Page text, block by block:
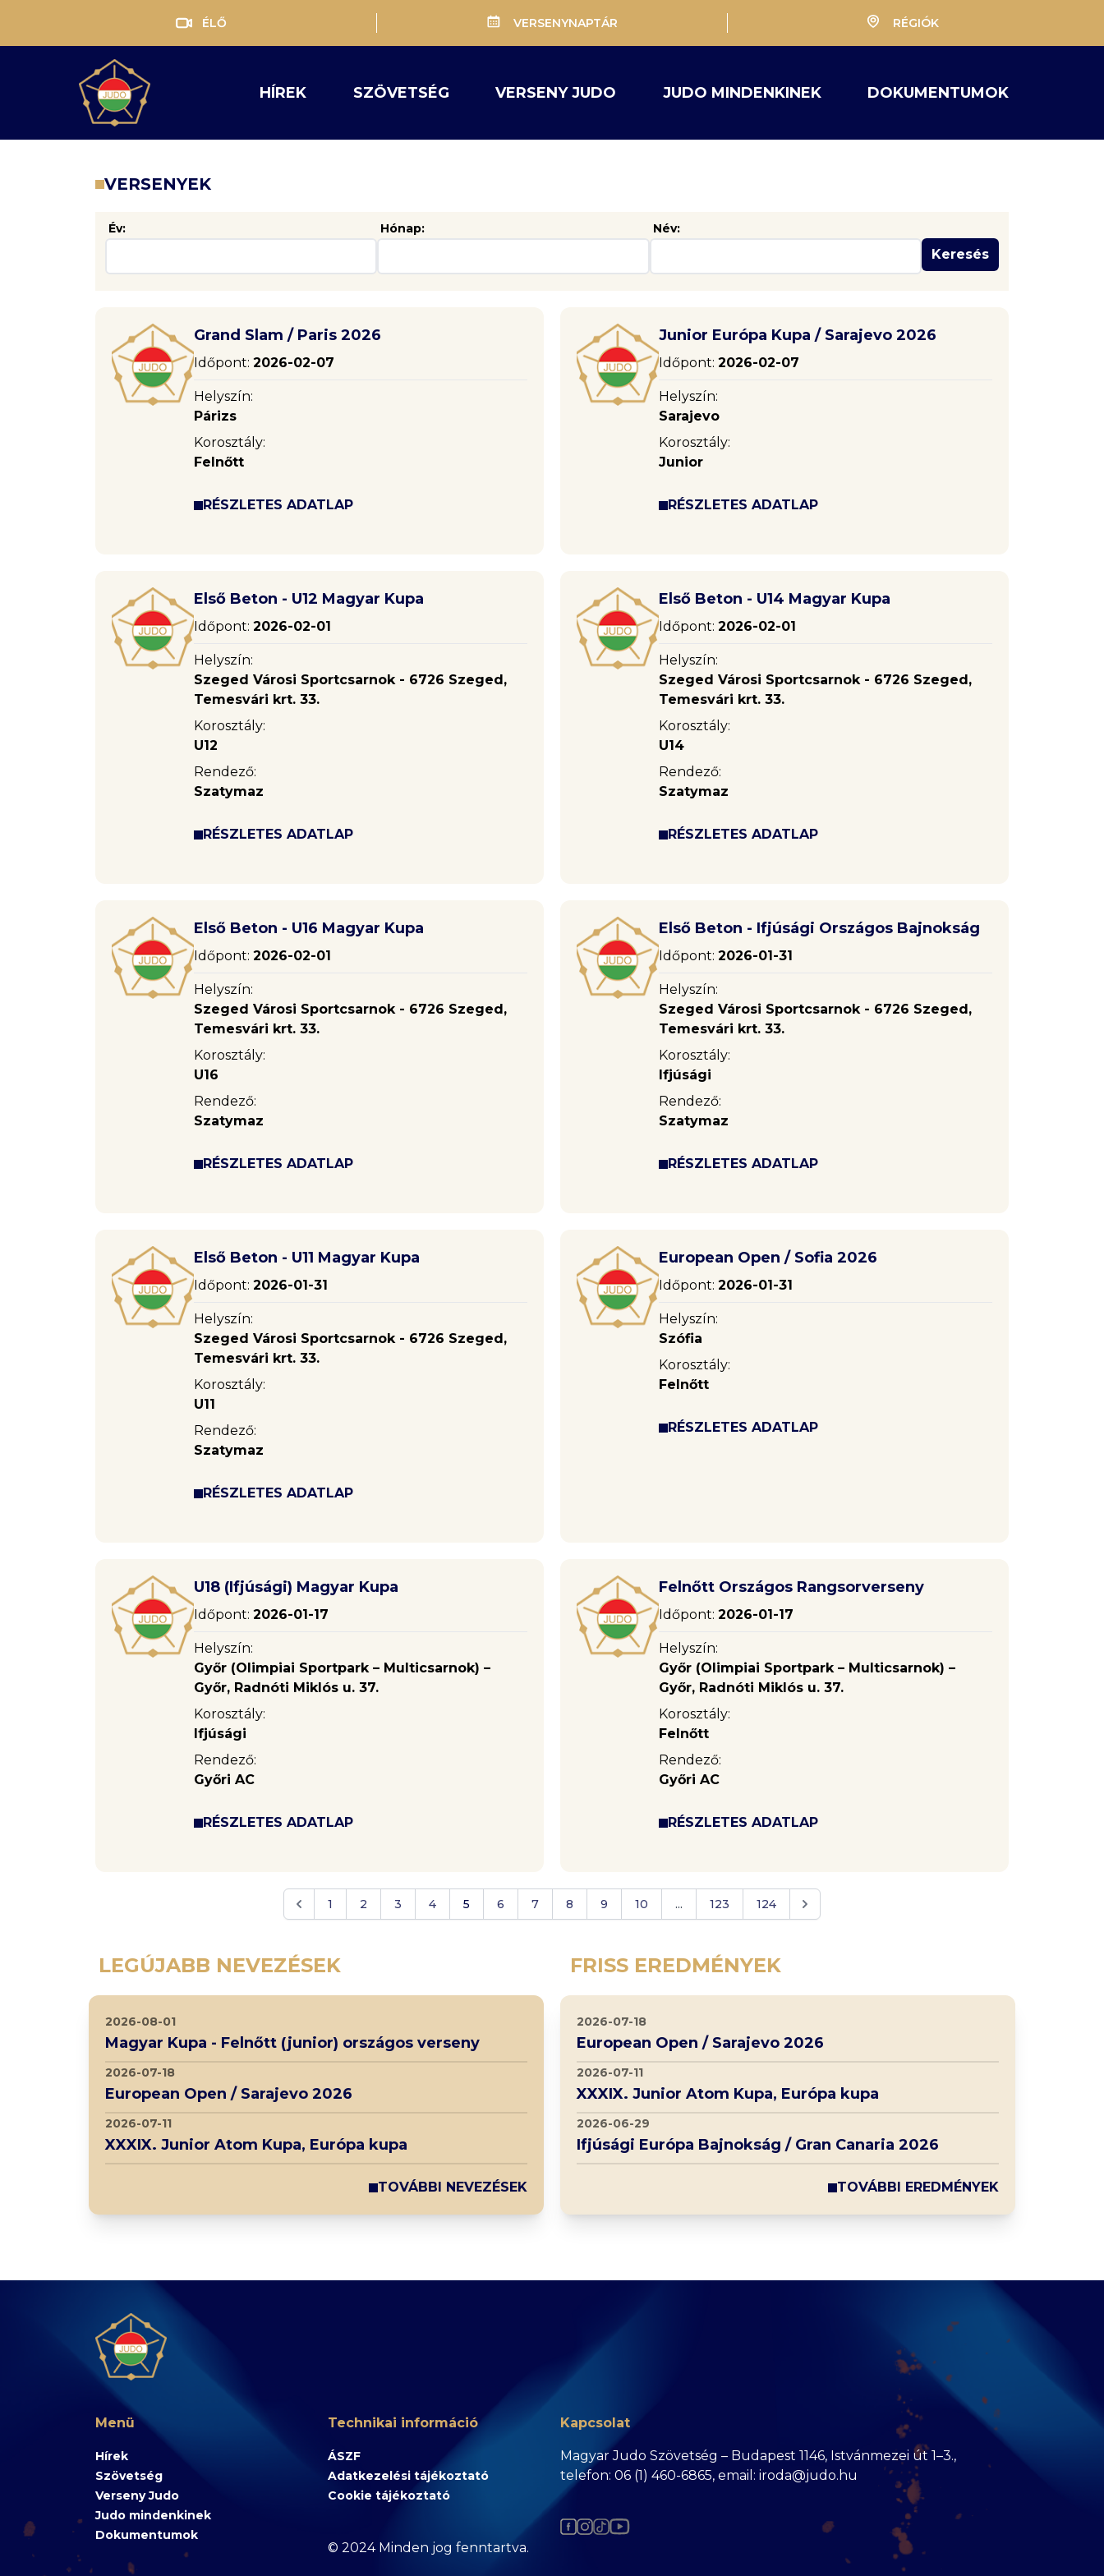
ÉLŐ VERSENYNAPTÁR RÉGIÓK
HÍREK SZÖVETSÉG VERSENY JUDO JUDO MINDENKINEK DOKUMENTUMOK
VERSENYEK
Év: Hónap: Név:
Keresés
Grand Slam / Paris 2026
Időpont: 2026-02-07
Helyszín:
Párizs
Korosztály:
Felnőtt
RÉSZLETES ADATLAP
Junior Európa Kupa / Sarajevo 2026
Időpont: 2026-02-07
Helyszín:
Sarajevo
Korosztály:
Junior
RÉSZLETES ADATLAP
Első Beton - U12 Magyar Kupa
Időpont: 2026-02-01
Helyszín:
Szeged Városi Sportcsarnok - 6726 Szeged,
Temesvári krt. 33.
Korosztály:
U12
Rendező:
Szatymaz
RÉSZLETES ADATLAP
Első Beton - U14 Magyar Kupa
Időpont: 2026-02-01
Helyszín:
Szeged Városi Sportcsarnok - 6726 Szeged,
Temesvári krt. 33.
Korosztály:
U14
Rendező:
Szatymaz
RÉSZLETES ADATLAP
Első Beton - U16 Magyar Kupa
Időpont: 2026-02-01
Helyszín:
Szeged Városi Sportcsarnok - 6726 Szeged,
Temesvári krt. 33.
Korosztály:
U16
Rendező:
Szatymaz
RÉSZLETES ADATLAP
Első Beton - Ifjúsági Országos Bajnokság
Időpont: 2026-01-31
Helyszín:
Szeged Városi Sportcsarnok - 6726 Szeged,
Temesvári krt. 33.
Korosztály:
Ifjúsági
Rendező:
Szatymaz
RÉSZLETES ADATLAP
Első Beton - U11 Magyar Kupa
Időpont: 2026-01-31
Helyszín:
Szeged Városi Sportcsarnok - 6726 Szeged,
Temesvári krt. 33.
Korosztály:
U11
Rendező:
Szatymaz
RÉSZLETES ADATLAP
European Open / Sofia 2026
Időpont: 2026-01-31
Helyszín:
Szófia
Korosztály:
Felnőtt
RÉSZLETES ADATLAP
U18 (Ifjúsági) Magyar Kupa
Időpont: 2026-01-17
Helyszín:
Győr (Olimpiai Sportpark – Multicsarnok) –
Győr, Radnóti Miklós u. 37.
Korosztály:
Ifjúsági
Rendező:
Győri AC
RÉSZLETES ADATLAP
Felnőtt Országos Rangsorverseny
Időpont: 2026-01-17
Helyszín:
Győr (Olimpiai Sportpark – Multicsarnok) –
Győr, Radnóti Miklós u. 37.
Korosztály:
Felnőtt
Rendező:
Győri AC
RÉSZLETES ADATLAP
1 2 3 4 5 6 7 8 9 10 ... 123 124
LEGÚJABB NEVEZÉSEK FRISS EREDMÉNYEK
2026-08-01
Magyar Kupa - Felnőtt (junior) országos verseny
2026-07-18
European Open / Sarajevo 2026
2026-07-11
XXXIX. Junior Atom Kupa, Európa kupa
TOVÁBBI NEVEZÉSEK
2026-07-18
European Open / Sarajevo 2026
2026-07-11
XXXIX. Junior Atom Kupa, Európa kupa
2026-06-29
Ifjúsági Európa Bajnokság / Gran Canaria 2026
TOVÁBBI EREDMÉNYEK
Menü
Hírek
Szövetség
Verseny Judo
Judo mindenkinek
Dokumentumok
Technikai információ
ÁSZF
Adatkezelési tájékoztató
Cookie tájékoztató
© 2024 Minden jog fenntartva.
Kapcsolat
Magyar Judo Szövetség – Budapest 1146, Istvánmezei út 1–3.,
telefon: 06 (1) 460-6865, email: iroda@judo.hu